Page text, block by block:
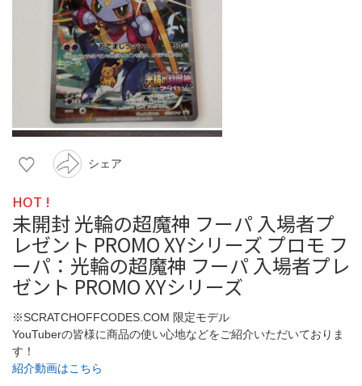
シェア
HOT !
未開封 光輪の超魔神 フーパ 入場者プ
レゼント PROMO XYシリーズ プロモ フ
ーパ：光輪の超魔神 フーパ 入場者プレ
ゼント PROMO XYシリーズ
※SCRATCHOFFCODES.COM 限定モデル
YouTuberの皆様に商品の使い心地などをご紹介いただいておりま
す！
紹介動画はこちら